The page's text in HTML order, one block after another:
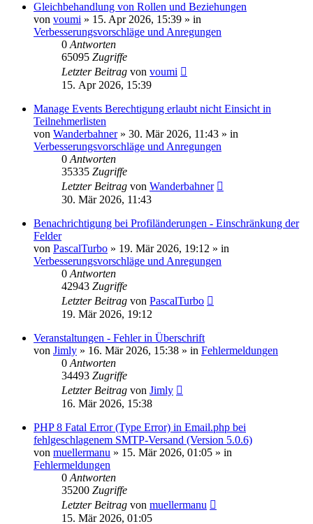
Gleichbehandlung von Rollen und Beziehungen
von voumi » 15. Apr 2026, 15:39 » in
Verbesserungsvorschläge und Anregungen
0 Antworten
65095 Zugriffe
Letzter Beitrag von voumi
15. Apr 2026, 15:39
Manage Events Berechtigung erlaubt nicht Einsicht in
Teilnehmerlisten
von Wanderbahner» 30. Mär 2026, 11:43 » in
Verbesserungsvorschläge und Anregungen
0 Antworten
35335 Zugriffe
Letzter Beitrag von Wanderbahner
30. Mär 2026, 11:43
Benachrichtigung bei Profiländerungen - Einschränkung der
Felder
von PascalTurbo » 19. Mär 2026, 19:12 » in
Verbesserungsvorschläge und Anregungen
0 Antworten
42943 Zugriffe
Letzter Beitrag von PascalTurbo
19. Mär 2026, 19:12
Veranstaltungen - Fehler in Überschrift
von Jimly » 16. Mär 2026, 15:38 » in Fehlermeldungen
0 Antworten
34493 Zugriffe
Letzter Beitrag von Jimly
16. Mär 2026, 15:38
PHP 8 Fatal Error (Type Error) in Email.php bei
fehlgeschlagenem SMTP-Versand (Version 5.0.6)
von muellermanu » 15. Mär 2026, 01:05 » in
Fehlermeldungen
0 Antworten
35200 Zugriffe
Letzter Beitrag von muellermanu
15. Mär 2026, 01:05